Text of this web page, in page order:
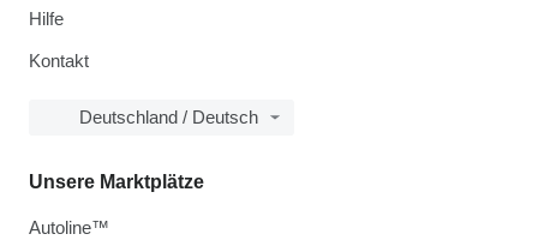
Hilfe
Kontakt
Deutschland / Deutsch
Unsere Marktplätze
Autoline™